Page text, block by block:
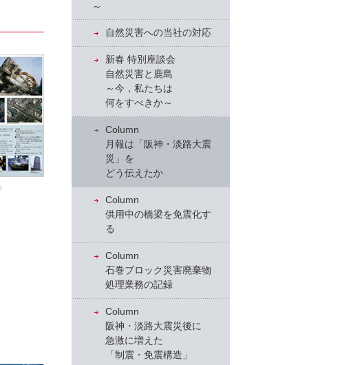
～
自然災害への当社の対応
新春 特別座談会
自然災害と鹿島
～今，私たちは
何をすべきか～
Column
月報は「阪神・淡路大震
災」を
どう伝えたか
Column
供用中の橋梁を免震化す
る
Column
石巻ブロック災害廃棄物
処理業務の記録
Column
阪神・淡路大震災後に
急激に増えた
「制震・免震構造」